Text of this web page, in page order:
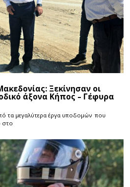
Ξεκίνησαν οι
άξονα Κήπος – Γέφυρα
τα μεγαλύτερα έργα υποδομών που
στο